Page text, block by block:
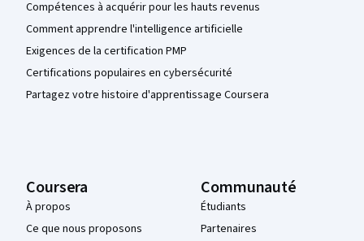
Compétences à acquérir pour les hauts revenus
Comment apprendre l'intelligence artificielle
Exigences de la certification PMP
Certifications populaires en cybersécurité
Partagez votre histoire d'apprentissage Coursera
Coursera
À propos
Ce que nous proposons
Communauté
Étudiants
Partenaires